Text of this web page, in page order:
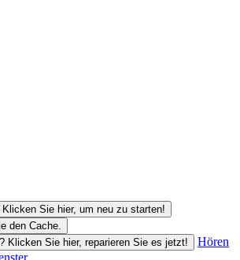
Sie hier, um neu zu starten!
den Cache.
Klicken Sie hier, reparieren Sie es jetzt!
Hören